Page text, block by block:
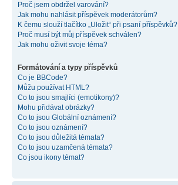
Proč jsem obdržel varování?
Jak mohu nahlásit příspěvek moderátorům?
K čemu slouží tlačítko „Uložit“ při psaní příspěvků?
Proč musí být můj příspěvek schválen?
Jak mohu oživit svoje téma?
Formátování a typy příspěvků
Co je BBCode?
Můžu používat HTML?
Co to jsou smajlíci (emotikony)?
Mohu přidávat obrázky?
Co to jsou Globální oznámení?
Co to jsou oznámení?
Co to jsou důležitá témata?
Co to jsou uzamčená témata?
Co jsou ikony témat?